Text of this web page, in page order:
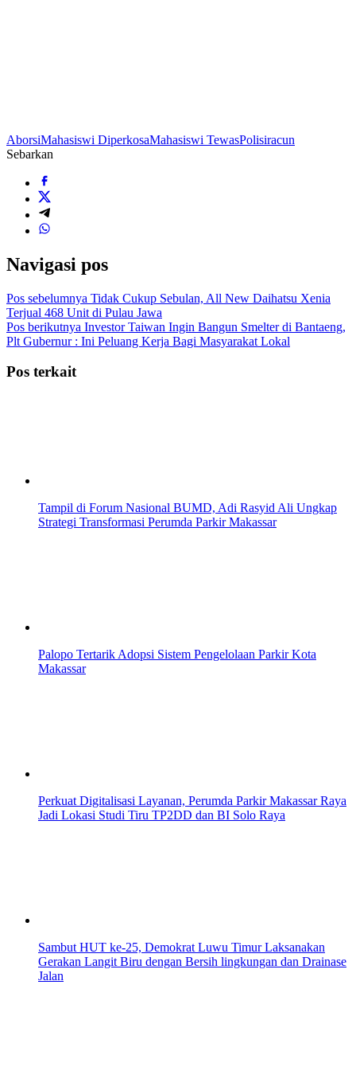
AborsiMahasiswi DiperkosaMahasiswi TewasPolisiracun
Sebarkan
Navigasi pos
Pos sebelumnya Tidak Cukup Sebulan, All New Daihatsu Xenia
Terjual 468 Unit di Pulau Jawa
Pos berikutnya Investor Taiwan Ingin Bangun Smelter di Bantaeng,
Plt Gubernur : Ini Peluang Kerja Bagi Masyarakat Lokal
Pos terkait
Tampil di Forum Nasional BUMD, Adi Rasyid Ali Ungkap
Strategi Transformasi Perumda Parkir Makassar
Palopo Tertarik Adopsi Sistem Pengelolaan Parkir Kota
Makassar
Perkuat Digitalisasi Layanan, Perumda Parkir Makassar Raya
Jadi Lokasi Studi Tiru TP2DD dan BI Solo Raya
Sambut HUT ke-25, Demokrat Luwu Timur Laksanakan
Gerakan Langit Biru dengan Bersih lingkungan dan Drainase
Jalan